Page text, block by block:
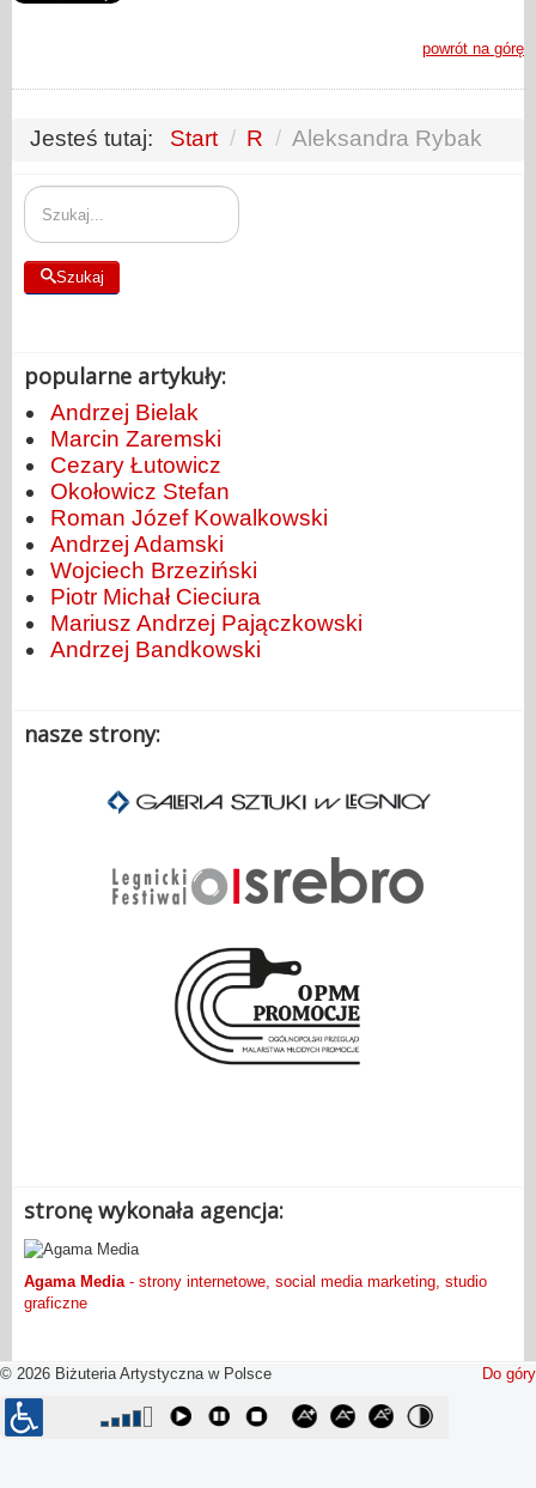
powrót na górę
Jesteś tutaj: Start / R / Aleksandra Rybak
Szukaj
popularne artykuły:
Andrzej Bielak
Marcin Zaremski
Cezary Łutowicz
Okołowicz Stefan
Roman Józef Kowalkowski
Andrzej Adamski
Wojciech Brzeziński
Piotr Michał Cieciura
Mariusz Andrzej Pajączkowski
Andrzej Bandkowski
nasze strony:
stronę wykonała agencja:
Agama Media - strony internetowe, social media marketing, studio
graficzne
Do góry
© 2026 Biżuteria Artystyczna w Polsce